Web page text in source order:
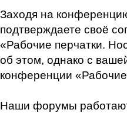
Заходя на
подтверждаете своё
«Рабочие перчатки.
об этом, однако с
конференции
Наши форумы